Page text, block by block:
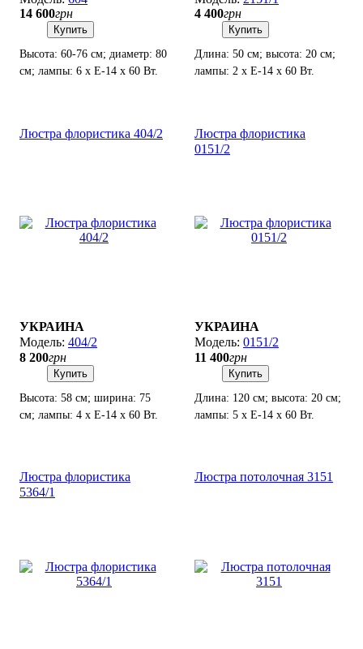
14 600грн
Купить
Высота: 60-76 см; диаметр: 80
см; лампы: 6 х Е-14 х 60 Вт.
4 400грн
Купить
Длина: 50 см; высота: 20 см;
лампы: 2 х Е-14 х 60 Вт.
Люстра флористика 404/2
УКРАИНА
404/2
8 200грн
Купить
Высота: 58 см; ширина: 75
см; лампы: 4 х Е-14 х 60 Вт.
Люстра флористика
0151/2
УКРАИНА
0151/2
11 400грн
Купить
Длина: 120 см; высота: 20 см;
лампы: 5 х Е-14 х 60 Вт.
Люстра флористика
5364/1
Люстра потолочная 3151